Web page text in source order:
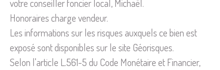
votre conseiller foncier local, Michaël.
Honoraires charge vendeur.
Les informations sur les risques auxquels ce bien est
exposé sont disponibles sur le site Géorisques.
Selon l'article L.561-5 du Code Monétaire et Financier,